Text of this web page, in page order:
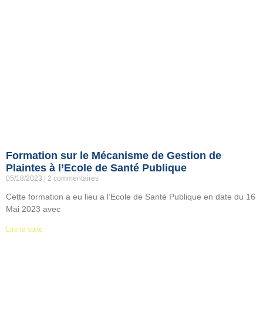
Formation sur le Mécanisme de Gestion de
Plaintes à l’Ecole de Santé Publique
05/18/2023 2 commentaires
Cette formation a eu lieu a l’Ecole de Santé Publique en date du 16
Mai 2023 avec
Lire la suite